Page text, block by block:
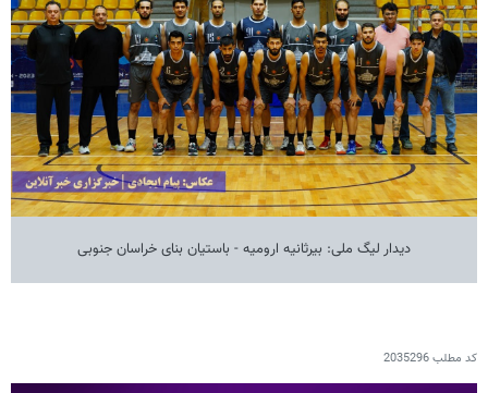
دیدار لیگ ملی: بیرثانیه ارومیه - باستیان بنای خراسان جنوبی
کد مطلب2035296